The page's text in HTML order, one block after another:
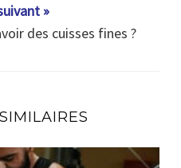
»
des cuisses fines ?
se reconstruit ?